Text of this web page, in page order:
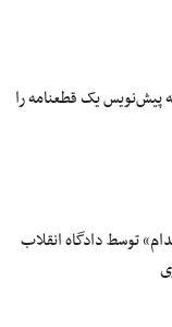
پیش‌نویس یک قطعنامه‌ را
توسط دادگاه انقلاب